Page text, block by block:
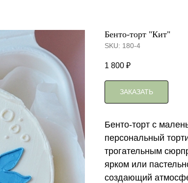
Бенто-торт "Кит"
SKU: 180-4
1 800 ₽
ЗАКАЗАТЬ
Бенто-торт с
персональный
трогательным
ярком или
создающий